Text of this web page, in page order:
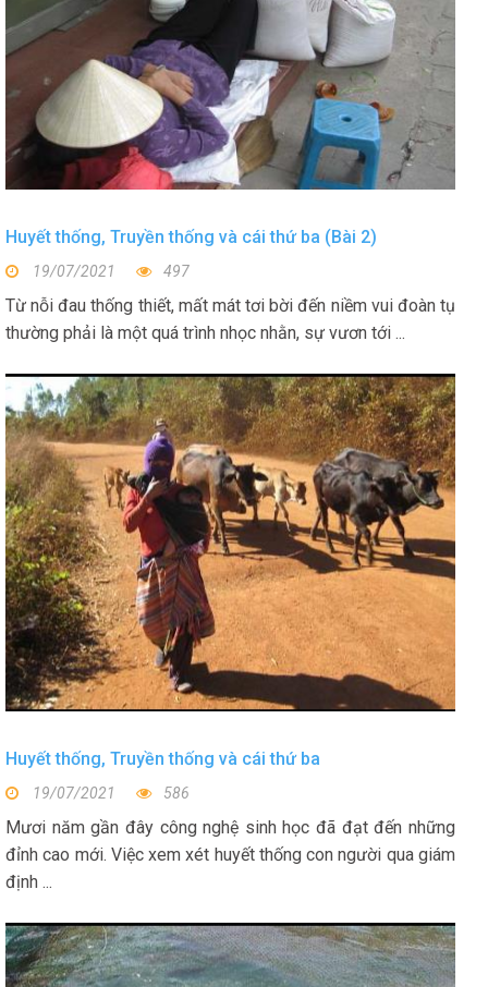
Huyết thống, Truyền thống và cái thứ ba (Bài 2)
19/07/2021 497
Từ nỗi đau thống thiết, mất mát tơi bời đến niềm vui đoàn tụ
thường phải là một quá trình nhọc nhằn, sự vươn tới ...
Huyết thống, Truyền thống và cái thứ ba
19/07/2021 586
Mươi năm gần đây công nghệ sinh học đã đạt đến những
đỉnh cao mới. Việc xem xét huyết thống con người qua giám
định ...